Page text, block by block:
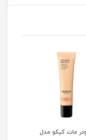
مات کیکو مدل